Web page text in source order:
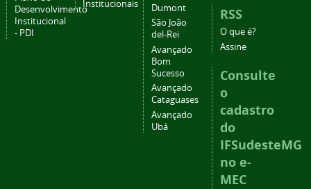
Desenvolvimento
Institucional
- PDI
Institucionais
Dumont
São João
del-Rei
Avançado
Bom
Sucesso
Avançado
Cataguases
Avançado
Ubá
RSS
O que é?
Assine
Consulte
o
cadastro
do
IFSudesteMG
no e-
MEC